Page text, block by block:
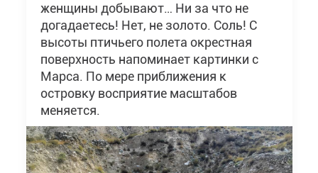
женщины добывают… Ни за что не
догадаетесь! Нет, не золото. Соль! С
высоты птичьего полета окрестная
поверхность напоминает картинки с
Марса. По мере приближения к
островку восприятие масштабов
меняется.